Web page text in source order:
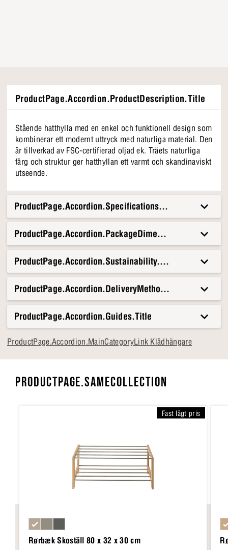
ProductPage.Accordion.ProductDescription.Title
Stående hatthylla med en enkel och funktionell design som
kombinerar ett modernt uttryck med naturliga material. Den
är tillverkad av FSC-certifierad oljad ek. Träets naturliga
färg och struktur ger hatthyllan ett varmt och skandinaviskt
utseende.
ProductPage.Accordion.Specifications.Title
ProductPage.Accordion.Sustainability.Title
ProductPage.Accordion.DeliveryMethods.Title
ProductPage.Accordion.Guides.Title
ProductPage.Accordion.MainCategoryLink Klädhängare
PRODUCTPAGE.SAMECOLLECTION
Fast lågt pris
Rørbæk Skoställ 80 x 32 x 30 cm